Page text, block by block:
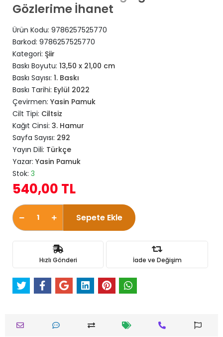
Gözlerime İhanet
Ürün Kodu: 9786257525770
Barkod: 9786257525770
Kategori: Şiir
Baskı Boyutu: 13,50 x 21,00 cm
Baskı Sayısı: 1. Baskı
Baskı Tarihi: Eylül 2022
Çevirmen: Yasin Pamuk
Cilt Tipi: Ciltsiz
Kağıt Cinsi: 3. Hamur
Sayfa Sayısı: 292
Yayın Dili: Türkçe
Yazar: Yasin Pamuk
Stok: 3
540,00 TL
Sepete Ekle
Hızlı Gönderi İade ve Değişim